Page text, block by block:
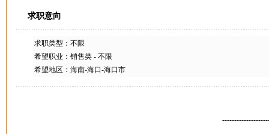
求职意向
求职类型：不限
希望职业：销售类 - 不限
希望地区：海南-海口-海口市